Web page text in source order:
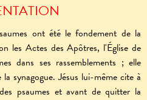
ont été le fondement de la
les Actes des Apôtres, l'Église de
dans ses rassemblements ; elle
synagogue. Jésus lui-même cite à
psaumes et avant de quitter la